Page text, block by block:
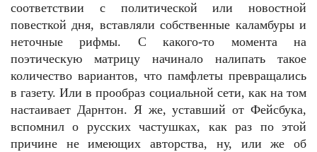
соответствии с политической или новостной
повесткой дня, вставляли собственные каламбуры и
неточные рифмы. С какого-то момента на
поэтическую матрицу начинало налипать такое
количество вариантов, что памфлеты превращались
в газету. Или в прообраз социальной сети, как на том
настаивает Дарнтон. Я же, уставший от Фейсбука,
вспомнил о русских частушках, как раз по этой
причине не имеющих авторства, ну, или же об